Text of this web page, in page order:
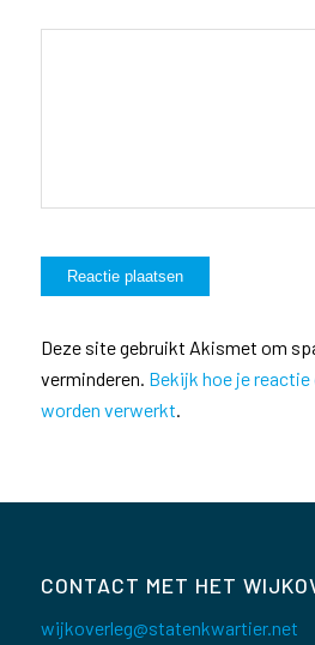
Deze site gebruikt Akismet om
verminderen. Bekijk hoe je reactie
worden verwerkt.
CONTACT MET HET
wijkoverleg@statenkwartier.net